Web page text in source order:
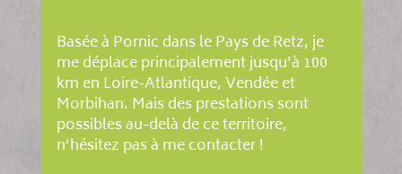
Basée à Pornic dans le Pays de Retz, je
me déplace principalement jusqu'à 100
km en Loire-Atlantique, Vendée et
Morbihan. Mais des prestations sont
possibles au-delà de ce territoire,
n’hésitez pas à me contacter !